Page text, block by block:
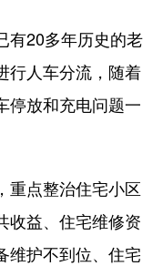
20多年历史的老
行人车分流，随着
停放和充电问题一
点整治住宅小区
收益、住宅维修资
维护不到位、住宅